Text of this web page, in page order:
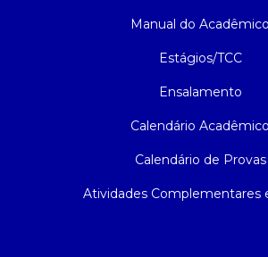
Manual do Acadêmico
Estágios/TCC
Ensalamento
Calendário Acadêmico
Calendário de Provas
Atividades Complementares